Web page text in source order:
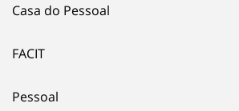
Casa do Pessoal
FACIT
Pessoal